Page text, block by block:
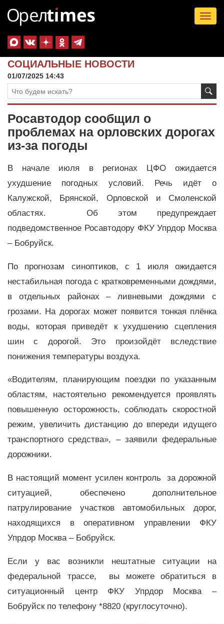
СОЦИАЛЬНЫЕ НОВОСТИ
01/07/2025 14:43
Росавтодор сообщил о
проблемах на орловских дорогах
из-за погоды
В начале июля в регионах ЦФО ожидается
ухудшение погодных условий. Речь идёт о
Калужской, Брянской, Орловской и Смоленской
областях. Об этом предупреждает
подведомственное Росавтодору ФКУ Упрдор Москва
– Бобруйск.
По прогнозам синоптиков, с 1 июля ожидается
нестабильная погода с кратковременными дождями,
в отдельных районах – ливневыми дождями с
грозами. На дорогах может появится тонкая плёнка
воды, которая приведёт к ухудшению сцепления
шин с дорогой. Это произойдёт вследствие
понижения температуры воздуха.
«Водителям, планирующим поездки по указанным
областям, настоятельно рекомендуется проявлять
повышенную осторожность, соблюдать скоростной
режим, увеличить дистанцию до впереди идущего
транспортного средства», – заявили федеральные
дорожники.
В настоящий момент усилен контроль за дорожной
ситуацией, обеспечено дополнительное
патрулирование участков автомобильных дорог,
находящихся в оперативном управлении ФКУ
Упрдор Москва – Бобруйск.
Если у вас возникли нештатные ситуации на
федеральной трассе, вы можете обратиться в
ситуационный центр ФКУ Упрдор Москва –
Бобруйск по телефону *8820 (круглосуточно).